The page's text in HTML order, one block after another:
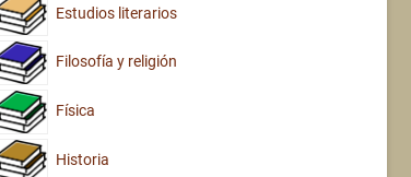
Estudios literarios
Filosofía y religión
Física
Historia